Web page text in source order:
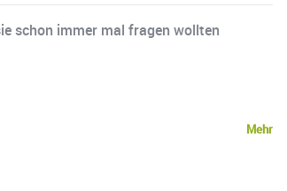
schon immer mal fragen wollten
Mehr